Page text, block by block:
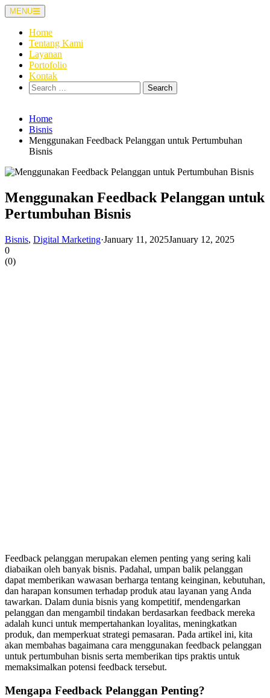
Skip
to
content
MENU
Home
Tentang Kami
Layanan
Portofolio
Kontak
Search
for:
Home
Bisnis
Menggunakan Feedback Pelanggan untuk Pertumbuhan
Bisnis
Menggunakan Feedback Pelanggan untuk
Pertumbuhan Bisnis
Bisnis, Digital Marketing·January 11, 2025January 12, 2025
0
(0)
Feedback pelanggan merupakan elemen penting yang sering kali
diabaikan oleh banyak bisnis. Padahal, umpan balik pelanggan
dapat memberikan wawasan berharga tentang keinginan, kebutuhan,
dan harapan konsumen terhadap produk atau layanan yang Anda
tawarkan. Dalam dunia bisnis yang kompetitif, mendengarkan
pelanggan dan mengambil tindakan berdasarkan feedback mereka
adalah kunci untuk mempertahankan loyalitas, meningkatkan
produk, dan memperkuat strategi pemasaran. Pada artikel ini, kita
akan membahas bagaimana cara menggunakan feedback pelanggan
untuk pertumbuhan bisnis serta memberikan tips praktis untuk
memaksimalkan potensi feedback tersebut.
Mengapa Feedback Pelanggan Penting?